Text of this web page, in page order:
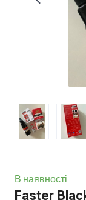
В наявності
Faster